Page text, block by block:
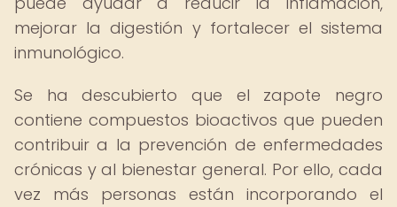
mejorar la digestión y fortalecer el sistema
inmunológico.
Se ha descubierto que el zapote negro
contiene compuestos bioactivos que pueden
contribuir a la prevención de enfermedades
crónicas y al bienestar general. Por ello, cada
vez más personas están incorporando el